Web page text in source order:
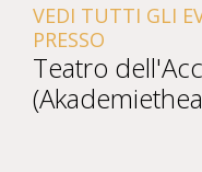
VEDI TUTTI GLI
PRESSO
Teatro